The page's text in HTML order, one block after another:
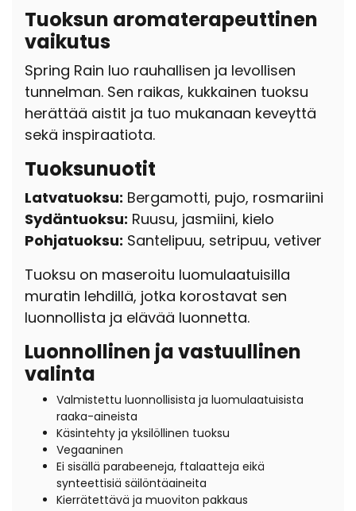
Tuoksun aromaterapeuttinen
vaikutus
Spring Rain luo rauhallisen ja levollisen
tunnelman. Sen raikas, kukkainen tuoksu
herättää aistit ja tuo mukanaan keveyttä
sekä inspiraatiota.
Tuoksunuotit
Latvatuoksu: Bergamotti, pujo, rosmariini
Sydäntuoksu: Ruusu, jasmiini, kielo
Pohjatuoksu: Santelipuu, setripuu, vetiver
Tuoksu on maseroitu luomulaatuisilla
muratin lehdillä, jotka korostavat sen
luonnollista ja elävää luonnetta.
Luonnollinen ja vastuullinen
valinta
Valmistettu luonnollisista ja luomulaatuisista
raaka-aineista
Käsintehty ja yksilöllinen tuoksu
Vegaaninen
Ei sisällä parabeeneja, ftalaatteja eikä
synteettisiä säilöntäaineita
Kierrätettävä ja muoviton pakkaus